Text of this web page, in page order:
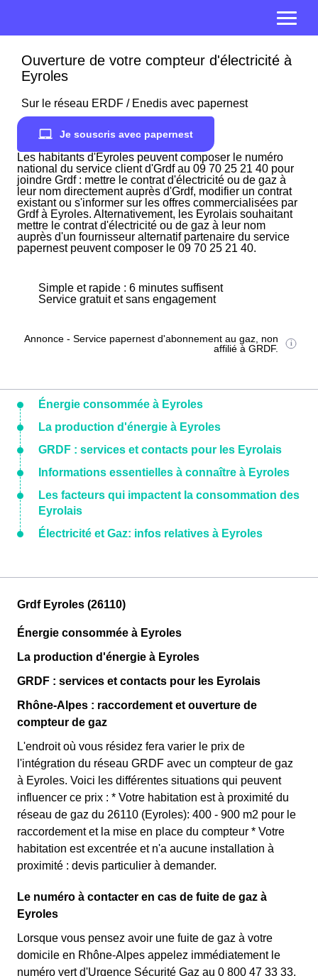
Ouverture de votre compteur d'électricité à
Eyroles
Sur le réseau ERDF / Enedis avec papernest
Je souscris avec papernest
Les habitants d'Eyroles peuvent composer le numéro
national du service client d'Grdf au 09 70 25 21 40 pour
joindre Grdf : mettre le contrat d'électricité ou de gaz à
leur nom directement auprès d'Grdf, modifier un contrat
existant ou s'informer sur les offres commercialisées par
Grdf à Eyroles. Alternativement, les Eyrolais souhaitant
mettre le contrat d'électricité ou de gaz à leur nom
auprès d'un fournisseur alternatif partenaire du service
papernest peuvent composer le 09 70 25 21 40.
Simple et rapide : 6 minutes suffisent
Service gratuit et sans engagement
Annonce - Service papernest d'abonnement au gaz, non
affilié à GRDF.
Énergie consommée à Eyroles
La production d'énergie à Eyroles
GRDF : services et contacts pour les Eyrolais
Informations essentielles à connaître à Eyroles
Les facteurs qui impactent la consommation des
Eyrolais
Électricité et Gaz: infos relatives à Eyroles
Grdf Eyroles (26110)
Énergie consommée à Eyroles
La production d'énergie à Eyroles
GRDF : services et contacts pour les Eyrolais
Rhône-Alpes : raccordement et ouverture de
compteur de gaz
L'endroit où vous résidez fera varier le prix de
l'intégration du réseau GRDF avec un compteur de gaz
à Eyroles. Voici les différentes situations qui peuvent
influencer ce prix : * Votre habitation est à proximité du
réseau de gaz du 26110 (Eyroles): 400 - 900 m2 pour le
raccordement et la mise en place du compteur * Votre
habitation est excentrée et n'a aucune installation à
proximité : devis particulier à demander.
Le numéro à contacter en cas de fuite de gaz à
Eyroles
Lorsque vous pensez avoir une fuite de gaz à votre
domicile en Rhône-Alpes appelez immédiatement le
numéro vert d'Urgence Sécurité Gaz au 0 800 47 33 33.